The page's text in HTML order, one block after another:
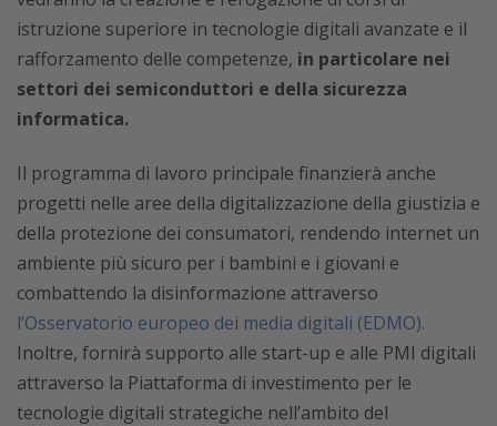
istruzione superiore in tecnologie digitali avanzate e il
rafforzamento delle competenze, in particolare nei
settori dei semiconduttori e della sicurezza
informatica.
Il programma di lavoro principale finanzierà anche
progetti nelle aree della digitalizzazione della giustizia e
della protezione dei consumatori, rendendo internet un
ambiente più sicuro per i bambini e i giovani e
combattendo la disinformazione attraverso
l’Osservatorio europeo dei media digitali (EDMO).
Inoltre, fornirà supporto alle start-up e alle PMI digitali
attraverso la Piattaforma di investimento per le
tecnologie digitali strategiche nell’ambito del